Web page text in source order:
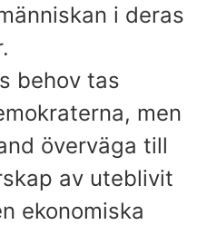
i deras
behov tas
men
överväga till
av uteblivit
ekonomiska